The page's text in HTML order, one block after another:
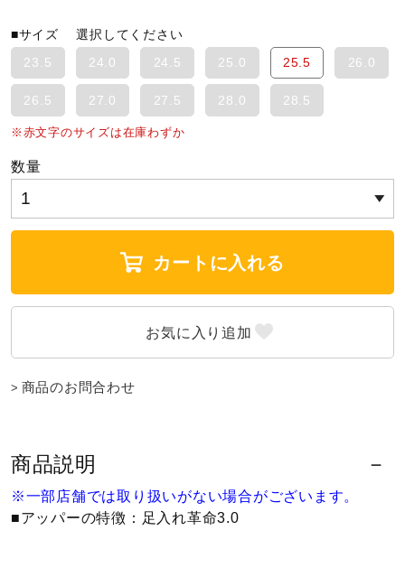
ウィンタースポーツ
ワーキング
ライフスタイルグッズ
アウトドア／レイン
■サイズ選択してください
23.5
24.0 24.5 25.0 25.5 26.0
26.5 27.0 27.5 28.0 28.5
※赤文字のサイズは在庫わずか
数量
カートに入れる
商品のお問合わせ
商品説明
※一部店舗では取り扱いがない場合がございます。
■アッパーの特徴：足入れ革命3.0